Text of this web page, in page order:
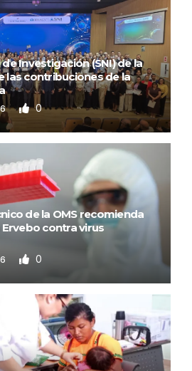
Investigación (SNI) de la
las contribuciones de la
0
de la OMS recomienda
contra virus
0